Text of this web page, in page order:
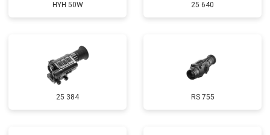
HYH 50W 25 640
25 384 RS 755